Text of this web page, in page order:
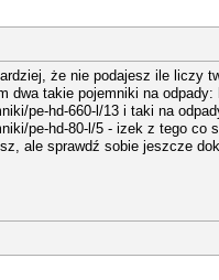
że nie podajesz ile liczy
dwa takie pojemniki na odpady:
pe-hd-660-l/13 i taki na
pe-hd-80-l/5 - izek z tego co
ale sprawdź sobie jeszcze